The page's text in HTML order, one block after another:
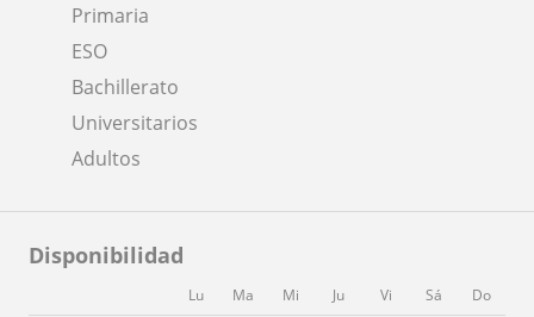
Primaria
ESO
Bachillerato
Universitarios
Adultos
Disponibilidad
Lu Ma Mi Ju Vi Sá Do